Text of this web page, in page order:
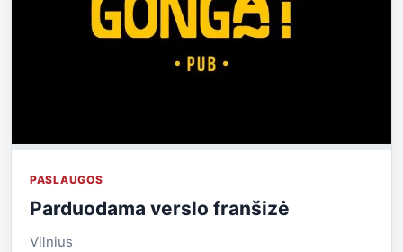
PASLAUGOS
Parduodama verslo franšizė
Vilnius